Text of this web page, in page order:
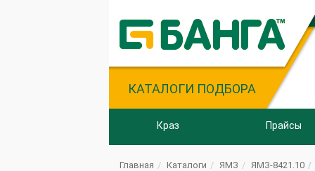
КАТАЛОГИ ПОДБОРА
Краз Прайсы
Главная Каталоги ЯМЗ ЯМЗ-8421.10